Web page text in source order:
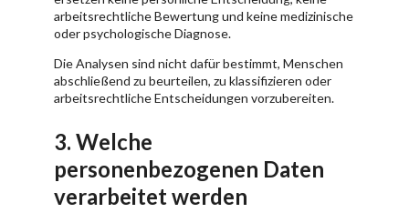
arbeitsrechtliche Bewertung und keine medizinische
oder psychologische Diagnose.
Die Analysen sind nicht dafür bestimmt, Menschen
abschließend zu beurteilen, zu klassifizieren oder
arbeitsrechtliche Entscheidungen vorzubereiten.
3. Welche
personenbezogenen Daten
verarbeitet werden